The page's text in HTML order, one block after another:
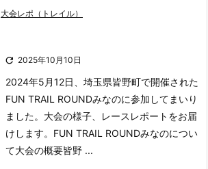
大会レポ（トレイル）
 2025年10月10日
2024年5月12日、埼玉県皆野町で開催された
FUN TRAIL ROUNDみなのに参加してまいり
ました。 大会の様子、レースレポートをお届
けします。 FUN TRAIL ROUNDみなのについ
て大会の概要皆野 ...